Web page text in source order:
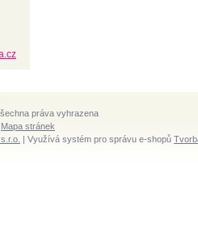
práva vyhrazena
Mapa stránek
| Využívá systém pro správu e-shopů